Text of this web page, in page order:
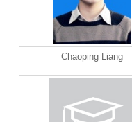
Chaoping Liang